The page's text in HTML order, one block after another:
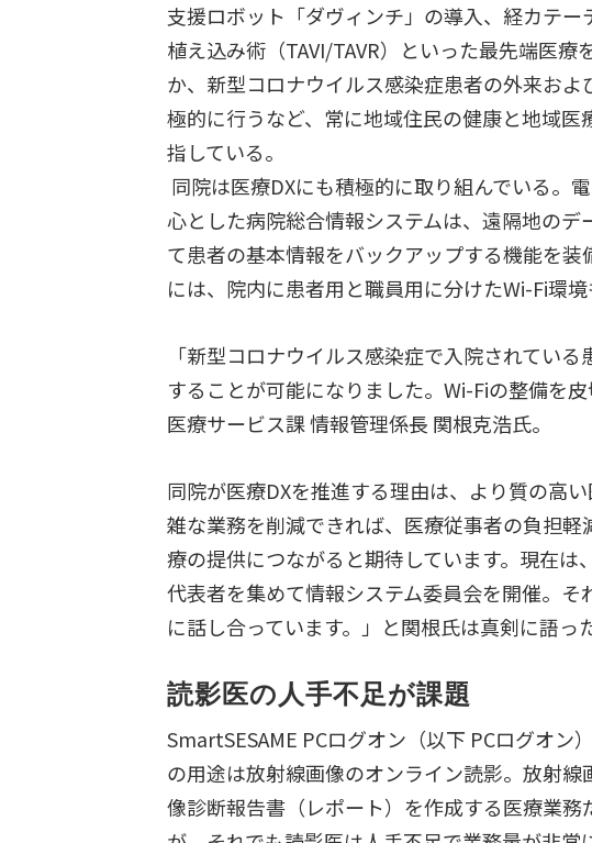
支援ロボット「ダヴィンチ」の導入、経カテー
植え込み術（TAVI/TAVR）といった最先端医療
か、新型コロナウイルス感染症患者の外来およ
極的に行うなど、常に地域住民の健康と地域医
指している。
同院は医療DXにも積極的に取り組んでいる。
心とした病院総合情報システムは、遠隔地のデ
て患者の基本情報をバックアップする機能を装
には、院内に患者用と職員用に分けたWi-Fi環境
「新型コロナウイルス感染症で入院されてい
することが可能になりました。Wi-Fiの整備を
医療サービス課 情報管理係長 関根克浩氏。
同院が医療DXを推進する理由は、より質の高
雑な業務を削減できれば、医療従事者の負担
療の提供につながると期待しています。現在
代表者を集めて情報システム委員会を開催。
に話し合っています。」と関根氏は真剣に語っ
読影医の人手不足が課題
SmartSESAME PCログオン（以下 PCログオ
の用途は放射線画像のオンライン読影。放射
像診断報告書（レポート）を作成する医療業